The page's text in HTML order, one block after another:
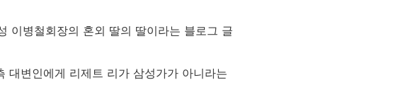
이병철회장의 혼외 딸의 딸이라는 블로그 글
대변인에게 리제트 리가 삼성가가 아니라는